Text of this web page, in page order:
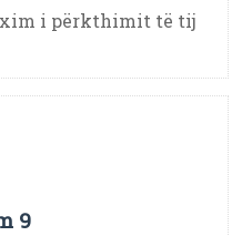
i përkthimit të tij
9